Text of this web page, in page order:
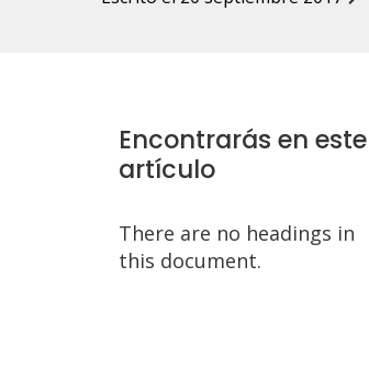
Encontrarás en este
artículo
There are no headings in
this document.